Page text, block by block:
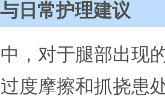
日常护理建议
，对于腿部出现
度摩擦和抓挠患